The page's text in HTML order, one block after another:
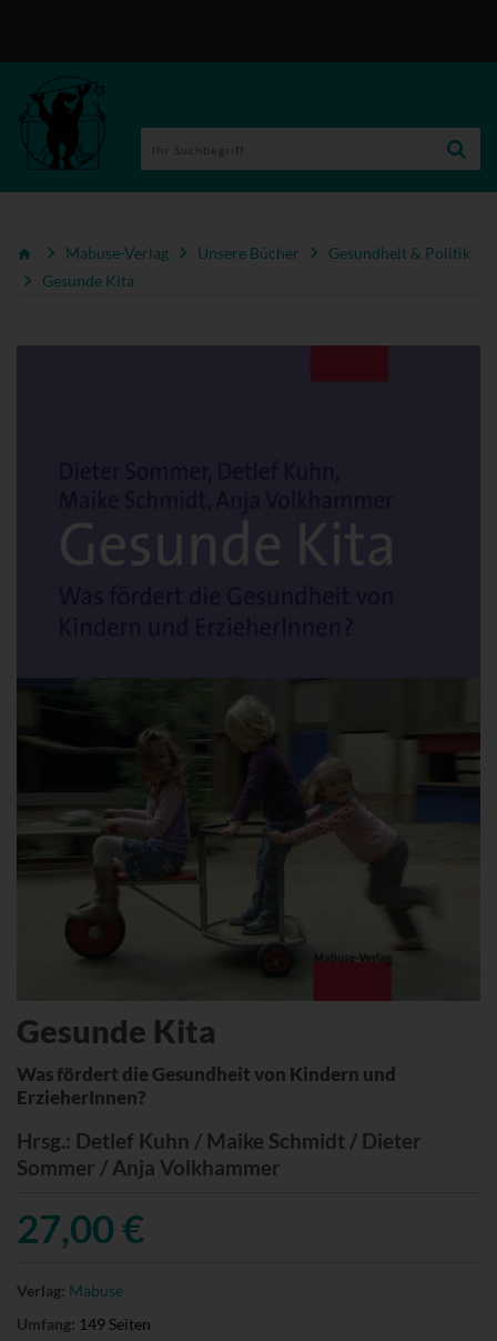
Mabuse-Verlag Unsere Bücher
Gesundheit & Politik
Gesunde Kita
Gesunde Kita
Was fördert die Gesundheit von Kindern und
ErzieherInnen?
Hrsg.: Detlef Kuhn / Maike Schmidt / Dieter
Sommer / Anja Volkhammer
27,00 €
Verlag: Mabuse
Umfang: 149 Seiten